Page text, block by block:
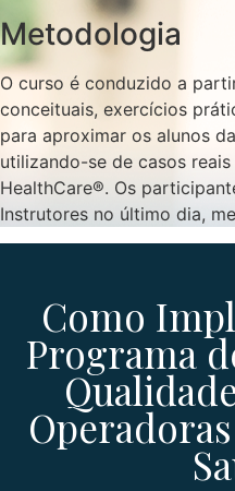
Metodologia
O curso é conduzido a
conceituais, exercícios
para aproximar os alunos
utilizando-se de casos
HealthCare®. Os
Instrutores no último dia,
Como
Programa